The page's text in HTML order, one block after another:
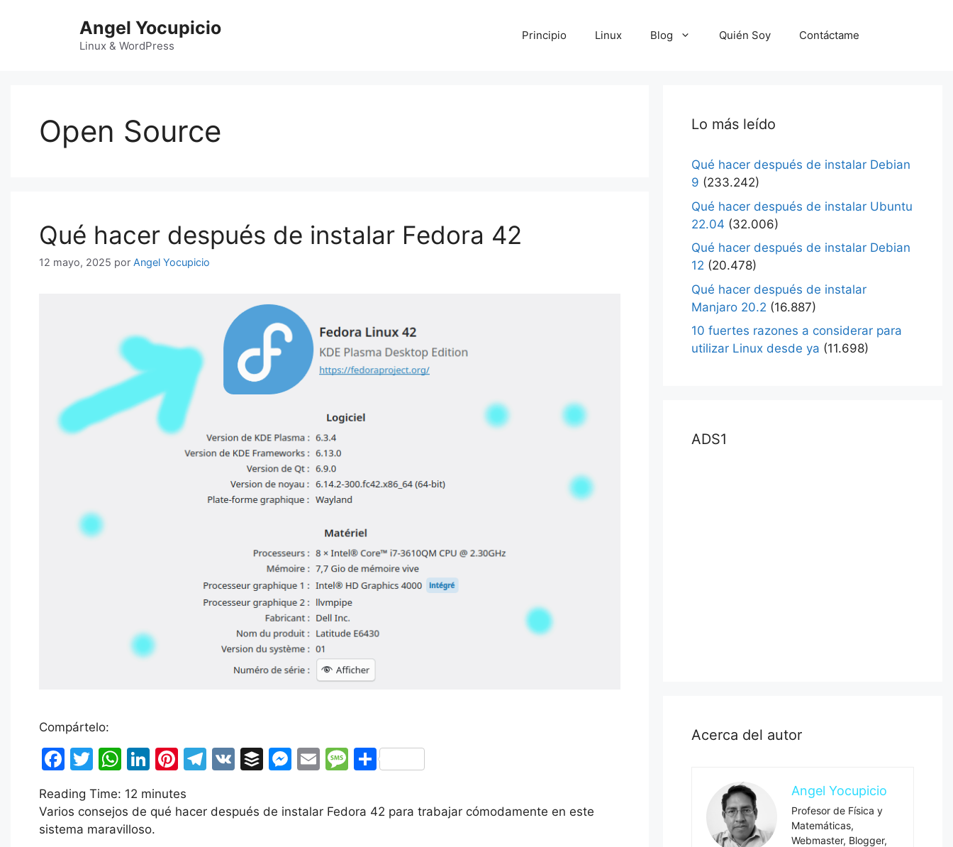
Angel Yocupicio
Linux & WordPress
Principio Linux Blog Quién Soy Contáctame
Open Source
Qué hacer después de instalar Fedora 42
12 mayo, 2025 por Angel Yocupicio
Compártelo:
F
a
c
e
T
w
itt
er
W
h
at
s
Li
n
k
e
Pi
er
T
e
V
B
fe
M
s
E
ai
M
s
C
m
p
Reading Time: 12 minutes
Varios consejos de qué hacer después de instalar Fedora 42 para trabajar cómodamente en este
sistema maravilloso.
Lo más leído
Qué hacer después de instalar Debian
9 (233.242)
Qué hacer después de instalar Ubuntu
22.04 (32.006)
Qué hacer después de instalar Debian
12 (20.478)
Qué hacer después de instalar
Manjaro 20.2 (16.887)
10 fuertes razones a considerar para
utilizar Linux desde ya (11.698)
ADS1
Acerca del autor
Angel Yocupicio
Profesor de Física y
Matemáticas,
Webmaster, Blogger,